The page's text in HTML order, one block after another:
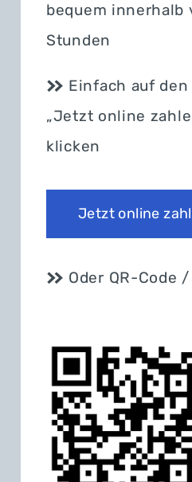
bequem innerhalb
Stunden
Einfach auf den
„Jetzt online
klicken
Jetzt online
Oder QR-Code